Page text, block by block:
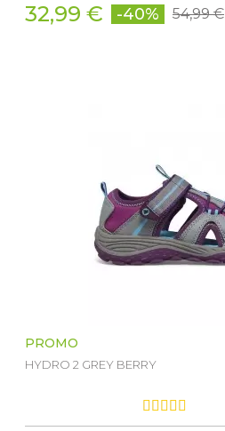
32,99 € -40% 54,99 €
PROMO
HYDRO 2 GREY BERRY